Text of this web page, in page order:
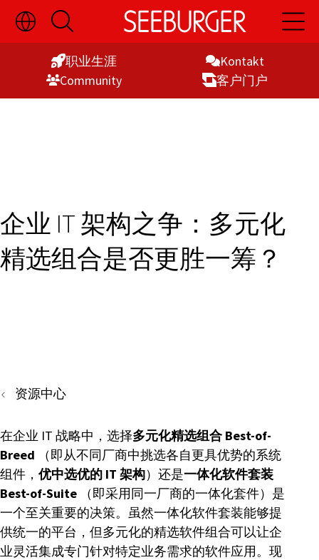
Skip
to
切
换
语
显
开
启
搜
索
开
启
主
Kontakt
职业生涯
客户门户
Commu­nity
企业 IT 架构之争：多元化
精选组合是否更胜一筹？
资源中心
在企业 IT 战略中，选择多元化精选组合 Best-of-
Breed
（即从不同厂商中挑选各自更具优势的系统
组件， 优中选优的 IT 架构）还是一体化软件套装
Best-of-Suite （即采用同一厂商的一体化套件）是
一个至关重要的决策。虽然一体化软件套装能够提
供统一的平台，但多元化的精选软件组合可以让企
业灵活集成专门针对特定业务需求的软件应用。现